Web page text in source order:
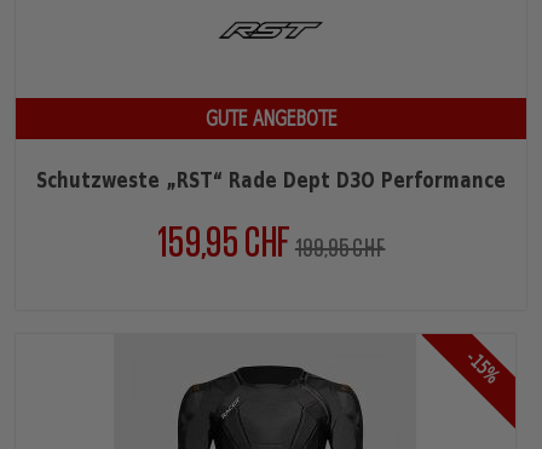
GUTE ANGEBOTE
Schutzweste „RST“ Rade Dept D3O Performance
159,95 CHF Verkaufspreis
199,95 CHFPreis
-15%